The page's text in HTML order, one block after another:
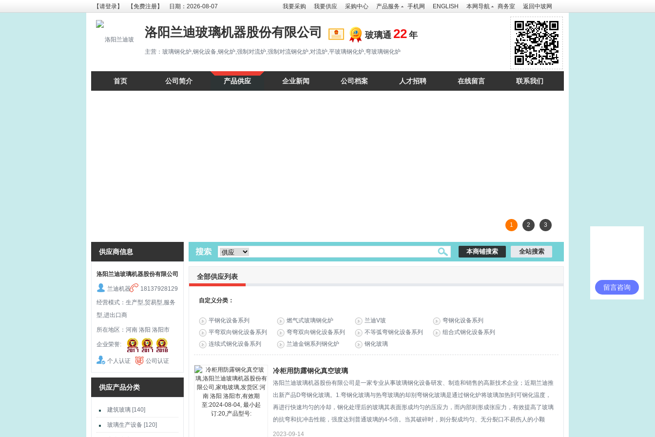
【请登录】 【免费注册】 日期：2026-08-07 我要采购 我要供应 采购中心 产品服务 手机网 ENGLISH 本网导航 商务室 返回中玻网
洛阳兰迪玻璃机器股份有限公司 玻璃通 22 年
主营：玻璃钢化炉,钢化设备,钢化炉,强制对流炉,强制对流钢化炉,对流炉,平玻璃钢化炉,弯玻璃钢化炉
首页 公司简介 产品供应 企业新闻 公司档案 人才招聘 在线留言 联系我们
1 2 3
全部供应列表
自定义分类：
平钢化设备系列 燃气式玻璃钢化炉 兰迪V玻
弯钢化设备系列
平弯双向钢化设备系列
弯弯双向钢化设备系列 不等弧弯钢化设备系列
组合式钢化设备系列
连续式钢化设备系列
兰迪金钢系列钢化炉 钢化玻璃
冷柜用防露钢化真空玻璃
洛阳兰迪玻璃机器股份有限公司是一家专业从事玻璃钢化设备研发、制造和销售的高新技术企业；近期兰迪推
出新产品D弯钢化玻璃。1.弯钢化玻璃与热弯玻璃的却别弯钢化玻璃是通过钢化炉将玻璃加热到可钢化温度，
再进行快速均匀的冷却，钢化处理后的玻璃其表面形成均匀的压应力，而内部则形成张应力，有效提高了玻璃
的抗弯和抗冲击性能，强度达到普通玻璃的4-5倍。当其破碎时，则分裂成均匀、无分裂口不易伤人的小颗
粒，属安全玻璃
2023-09-14
供应商信息
洛阳兰迪玻璃机器股份有限公司
兰迪机器
18137928129
经营模式：生产型,贸易型,服务
型,进出口商
所在地区：河南 洛阳 洛阳市
企业荣誉:
个人认证 公司认证
供应产品分类
建筑玻璃 [140]
玻璃生产设备 [120]
留言咨询